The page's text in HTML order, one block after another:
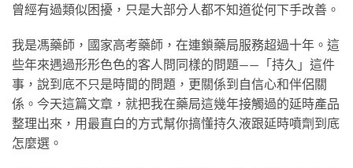
曾經有過類似困擾，只是大部分人都不知道從何下手改善。
我是馮藥師，國家高考藥師，在連鎖藥局服務超過十年。這
些年來遇過形形色色的客人問同樣的問題——「持久」這件
事，說到底不只是時間的問題，更關係到自信心和伴侶關
係。今天這篇文章，就把我在藥局這幾年接觸過的延時產品
整理出來，用最直白的方式幫你搞懂持久液跟延時噴劑到底
怎麼選。